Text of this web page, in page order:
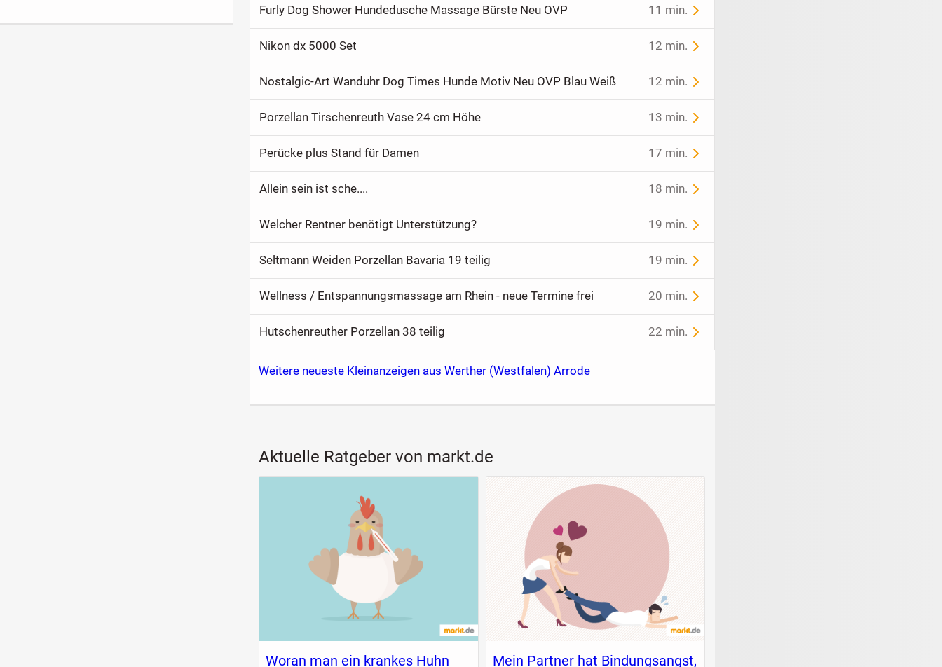
Furly Dog Shower Hundedusche Massage Bürste Neu OVP 11 min.
Nikon dx 5000 Set 12 min.
Nostalgic-Art Wanduhr Dog Times Hunde Motiv Neu OVP Blau Weiß 12 min.
Porzellan Tirschenreuth Vase 24 cm Höhe 13 min.
Perücke plus Stand für Damen 17 min.
Allein sein ist sche.... 18 min.
Welcher Rentner benötigt Unterstützung? 19 min.
Seltmann Weiden Porzellan Bavaria 19 teilig 19 min.
Wellness / Entspannungsmassage am Rhein - neue Termine frei 20 min.
Hutschenreuther Porzellan 38 teilig 22 min.
Weitere neueste Kleinanzeigen aus Werther (Westfalen) Arrode
Aktuelle Ratgeber von markt.de
Woran man ein krankes Huhn
Mein Partner hat Bindungsangst,